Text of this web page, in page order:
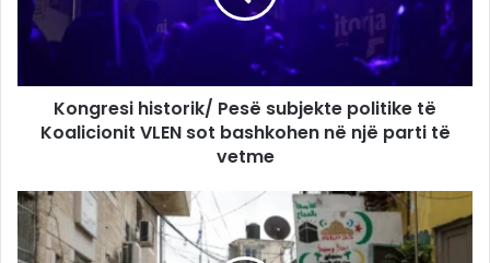
Kongresi historik/ Pesë subjekte politike të
Koalicionit VLEN sot bashkohen në një parti të
vetme